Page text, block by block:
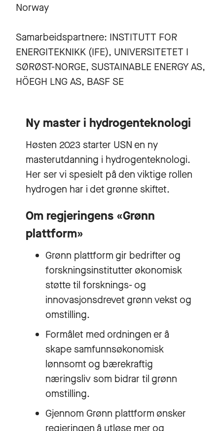
Norway
Samarbeidspartnere: INSTITUTT FOR
ENERGITEKNIKK (IFE), UNIVERSITETET I
SØRØST-NORGE, SUSTAINABLE ENERGY AS,
HÖEGH LNG AS, BASF SE
Ny master i hydrogenteknologi
Høsten 2023 starter USN en ny
masterutdanning i hydrogenteknologi.
Her ser vi spesielt på den viktige rollen
hydrogen har i det grønne skiftet.
Om regjeringens «Grønn
plattform»
Grønn plattform gir bedrifter og
forskningsinstitutter økonomisk
støtte til forsknings- og
innovasjonsdrevet grønn vekst og
omstilling.
Formålet med ordningen er å
skape samfunnsøkonomisk
lønnsomt og bærekraftig
næringsliv som bidrar til grønn
omstilling.
Gjennom Grønn plattform ønsker
regjeringen å utløse mer og